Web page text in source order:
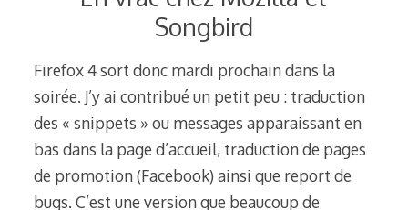
Songbird
Firefox 4 sort donc mardi prochain dans la
soirée. J’y ai contribué un petit peu : traduction
des « snippets » ou messages apparaissant en
bas dans la page d’accueil, traduction de pages
de promotion (Facebook) ainsi que report de
bugs. C’est une version que beaucoup de